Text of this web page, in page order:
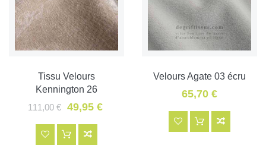
Tissu Velours
Kennington 26
111,00 €
49,95 €
Velours Agate 03 écru
65,70 €